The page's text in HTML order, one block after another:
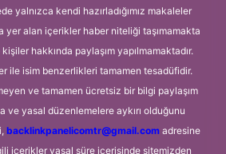
yalnızca kendi hazırladığımız makaleler
yer alan içerikler haber niteliği taşımamakta
hakkında paylaşım yapılmamaktadır.
ile isim benzerlikleri tamamen tesadüfidir.
ve tamamen ücretsiz bir bilgi paylaşım
ve yasal düzenlemelere aykırı olduğunu
backlinkpanelicomtr@gmail.comadresine
içerikler yasal süre içerisinde sitemizden